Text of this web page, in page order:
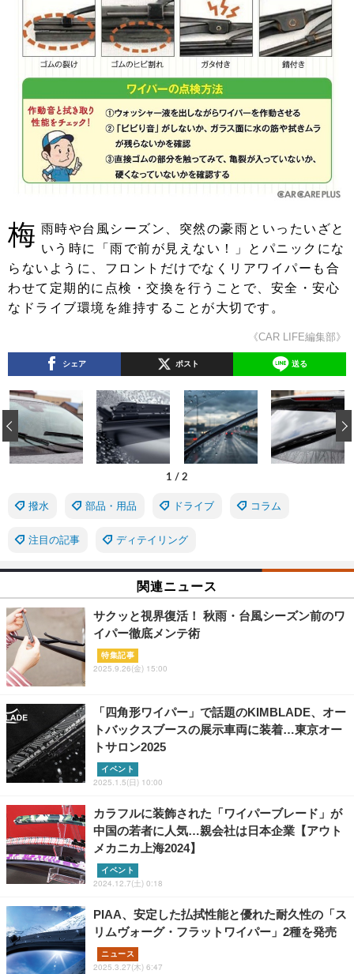
梅 雨時や台風シーズン、突然の豪雨といったいざと
いう時に「雨で前が見えない！」とパニックにな
らないように、フロントだけでなくリアワイパーも合
わせて定期的に点検・交換を行うことで、安全・安心
なドライブ環境を維持することが大切です。
《CAR LIFE編集部》
シェア ポスト 送る
1 / 2
‹
撥水 部品・用品 ドライブ コラム
注目の記事 ディテイリング
関連ニュース
サクッと視界復活！ 秋雨・台風シーズン前のワ
イパー徹底メンテ術
特集記事
2025.9.26(金) 15:00
「四角形ワイパー」で話題のKIMBLADE、オー
トバックスブースの展示車両に装着…東京オー
トサロン2025
イベント
2025.1.5(日) 10:00
カラフルに装飾された「ワイパーブレード」が
中国の若者に人気…親会社は日本企業【アウト
メカニカ上海2024】
イベント
2024.12.7(土) 0:18
PIAA、安定した払拭性能と優れた耐久性の「ス
リムヴォーグ・フラットワイパー」2種を発売
ニュース
2025.3.27(木) 6:47